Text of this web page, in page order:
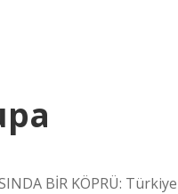
BİR KÖPRÜ: